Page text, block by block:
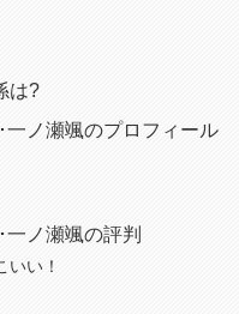
は?
一ノ瀬颯のプロフィール
一ノ瀬颯の評判
いい！